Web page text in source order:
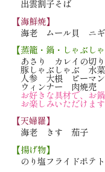
出雲割子そば
【海鮮焼】
海老 ムール貝 ニ
【蒸籠・鍋・しゃぶしゃ
あさり カレイの切
豚しゃぶしゃぶ 水
人参 大根 ピーマ
ウィンナー 肉焼売
お好きな具材で、お
お楽しみいただけます
【天婦羅】
海老 きす 茄子
【揚げ物】
のり塩フライドポテ